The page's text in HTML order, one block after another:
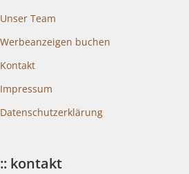
Unser Team
Werbeanzeigen buchen
Kontakt
Impressum
Datenschutzerklärung
:: kontakt